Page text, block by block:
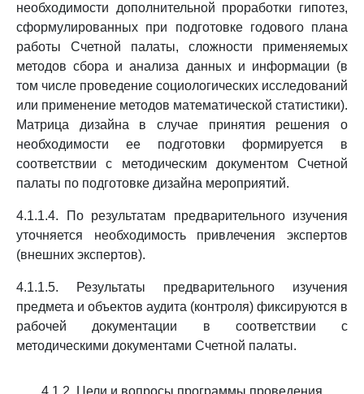
необходимости дополнительной проработки гипотез,
сформулированных при подготовке годового плана
работы Счетной палаты, сложности применяемых
методов сбора и анализа данных и информации (в
том числе проведение социологических исследований
или применение методов математической статистики).
Матрица дизайна в случае принятия решения о
необходимости ее подготовки формируется в
соответствии с методическим документом Счетной
палаты по подготовке дизайна мероприятий.
4.1.1.4. По результатам предварительного изучения
уточняется необходимость привлечения экспертов
(внешних экспертов).
4.1.1.5. Результаты предварительного изучения
предмета и объектов аудита (контроля) фиксируются в
рабочей документации в соответствии с
методическими документами Счетной палаты.
4.1.2. Цели и вопросы программы проведения